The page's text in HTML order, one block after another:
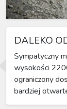
DALEKO
Sympatyczny
wysokości
ograniczony
bardziej